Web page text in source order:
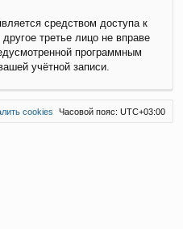
средством доступа к
третье лицо не вправе
программным
учётной записи.
Часовой пояс: UTC+03:00
cookies